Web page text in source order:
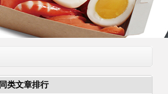
同类文章排行